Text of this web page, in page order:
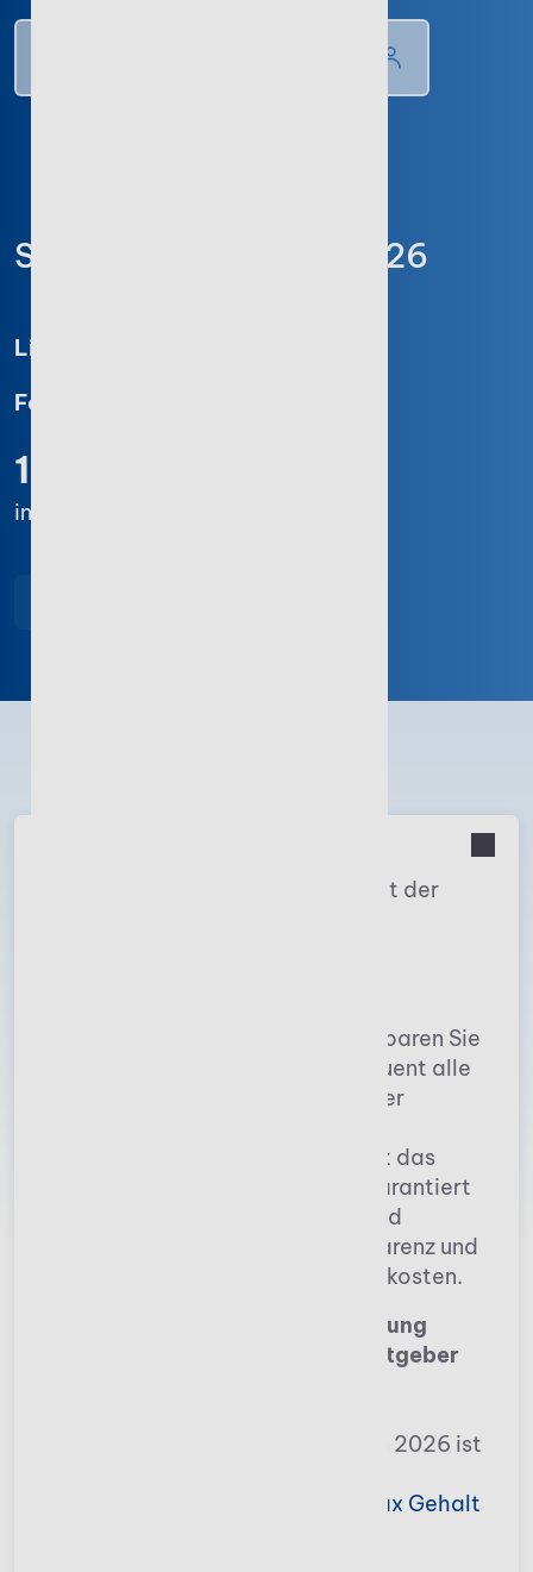
Stotax Reisekosten 2026
Lizenz:
Format:
134,00 €
inkl. 19% Mwst.
mit der
Mit dem Reisekostenprogramm sparen Sie
kostbare Zeit und nutzen konsequent alle
steuerlichen Möglichkeiten bei der
Reisekosten 2026 berücksichtigt das
aktuelle Reisekostenrecht und garantiert
Arbeitnehmern, Unternehmern und
Selbständigen eine hohe Transparenz und
eine bessere Kontrolle Ihrer Reisekosten.
Mandantenfähig für die Verwaltung
beliebig vieler Reisenden (Arbeitgeber
Die Software Stotax Reisekosten 2026 ist
Stotax Gehalt